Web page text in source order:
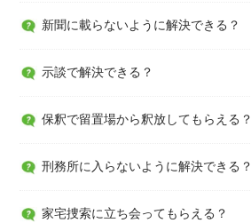
新聞に載らないように解決できる？
示談で解決できる？
保釈で留置場から釈放してもらえる？
刑務所に入らないように解決できる？
家宅捜索に立ち会ってもらえる？